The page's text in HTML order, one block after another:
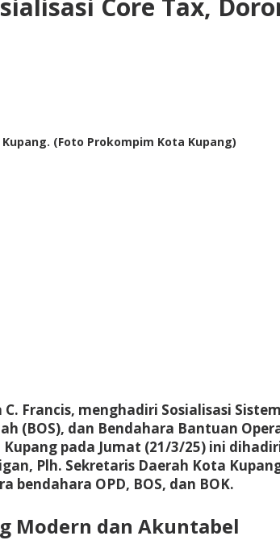
Core Tax,
(Foto Prokompim Kota Kupang)
Francis, menghadiri Sosialisasi
(BOS), dan Bendahara Bantuan
pada Jumat (21/3/25) ini
Plh. Sekretaris Daerah Kota
bendahara OPD, BOS, dan BOK.
Modern dan Akuntabel